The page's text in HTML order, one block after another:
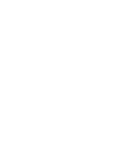
Engpässe und
Profilen, die auf